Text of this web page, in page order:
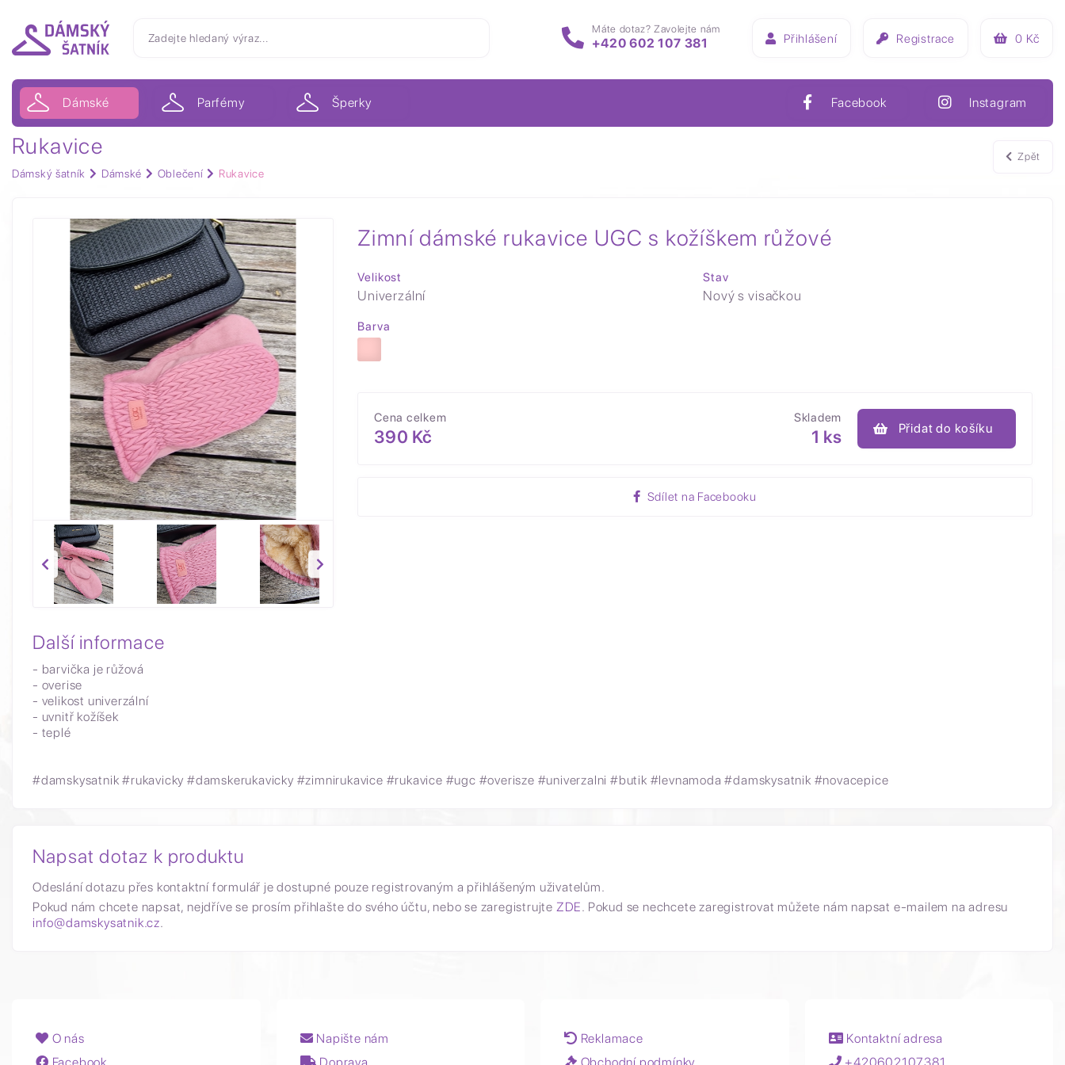
Máte dotaz? Zavolejte nám
+420 602 107 381 Přihlášení Registrace 0 Kč
Dámské Parfémy Šperky Facebook Instagram
Rukavice
Dámský šatník Dámské Oblečení Rukavice
Zpět
Zimní dámské rukavice UGC s kožíškem růžové
Velikost
Univerzální
Stav
Nový s visačkou
Barva
Cena celkem
390 Kč
Skladem
1 ks Přidat do košíku
Sdílet na Facebooku
Další informace
- barvička je růžová
- overise
- velikost univerzální
- uvnitř kožíšek
- teplé
#damskysatnik #rukavicky #damskerukavicky #zimnirukavice #rukavice #ugc #overisze #univerzalni #butik #levnamoda #damskysatnik #novacepice
Napsat dotaz k produktu
Odeslání dotazu přes kontaktní formulář je dostupné pouze registrovaným a přihlášeným uživatelům.
Pokud nám chcete napsat, nejdříve se prosím přihlašte do svého účtu, nebo se zaregistrujte ZDE. Pokud se nechcete zaregistrovat můžete nám napsat e-mailem na adresu
info@damskysatnik.cz.
O nás
Napište nám
Reklamace
Kontaktní adresa